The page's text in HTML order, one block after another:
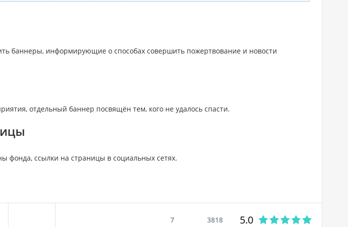
баннеры, информирующие о способах совершить пожертвование и новости
отдельный баннер посвящён тем, кого не удалось спасти.
фонда, ссылки на страницы в социальных сетях.
7 3818 5.0